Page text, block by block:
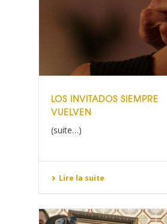
LOS INVITADOS SIEMPRE
VUELVEN
(suite…)
Lire la suite